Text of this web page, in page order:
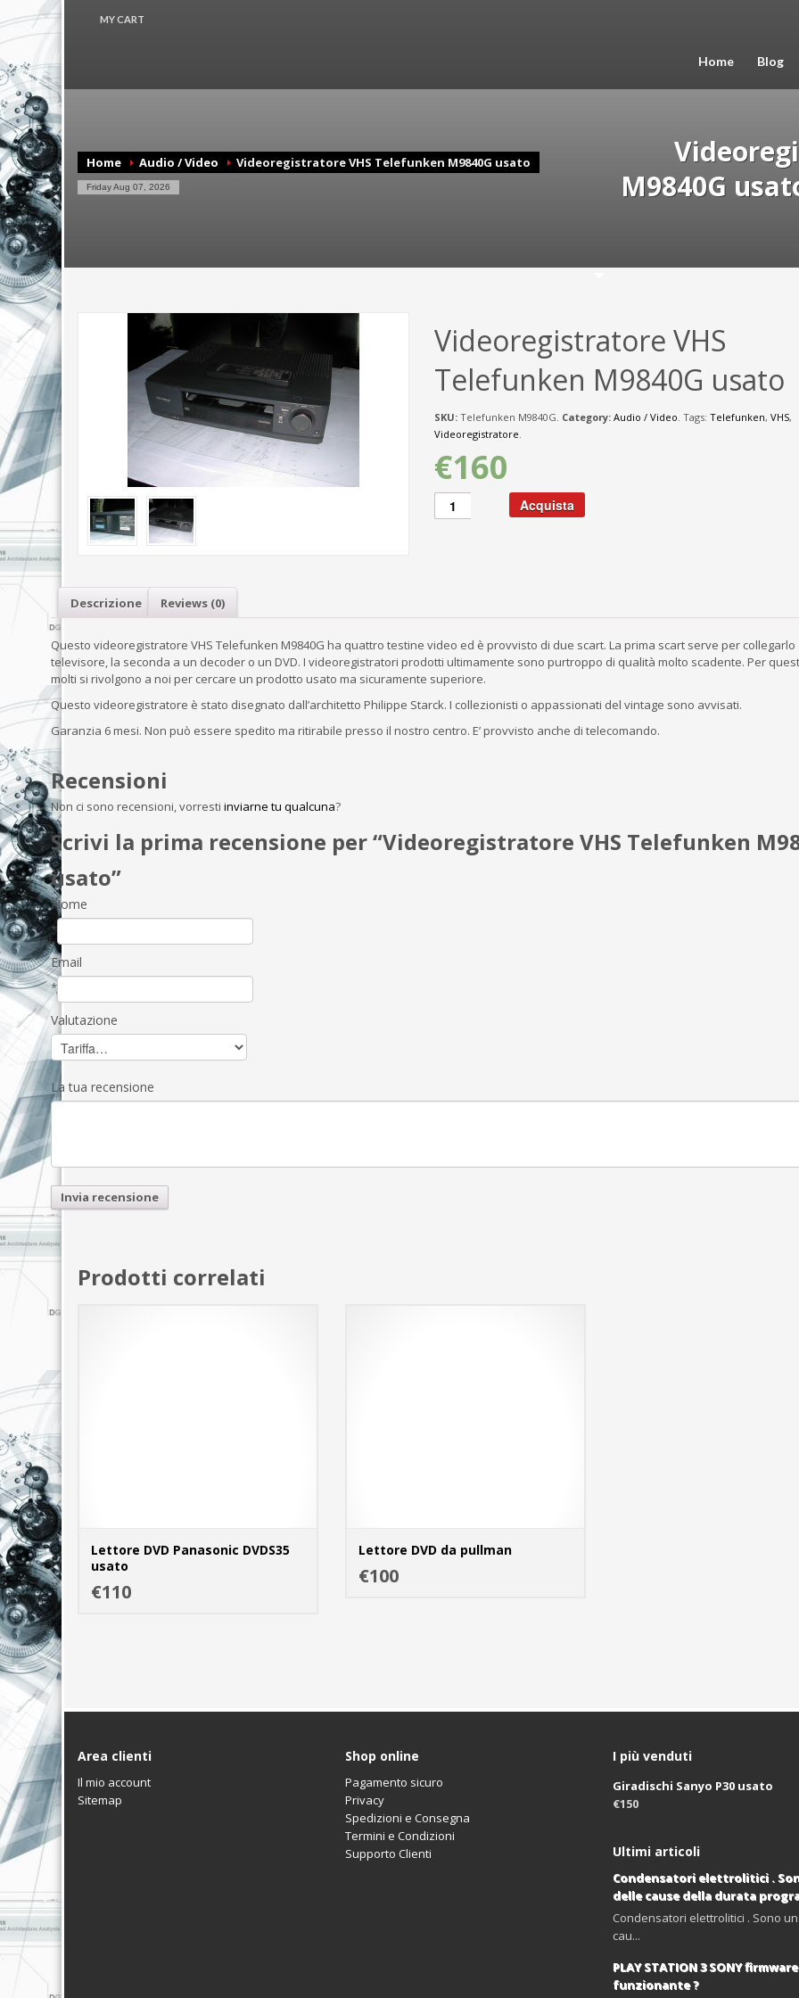
MY CART
Home
Blog
Home Audio / Video Videoregistratore VHS Telefunken M9840G usato
Friday Aug 07, 2026
M9840G
Videoregistratore VHS
Telefunken M9840G usato
SKU: Telefunken M9840G. Category: Audio / Video. Tags: Telefunken, VHS,
Videoregistratore.
€160
Acquista
Descrizione Reviews (0)
Questo videoregistratore VHS Telefunken M9840G ha quattro testine video ed è provvisto di due scart. La prima scart serve per collegarlo
televisore, la seconda a un decoder o un DVD. I videoregistratori prodotti ultimamente sono purtroppo di qualità molto scadente. Per
molti si rivolgono a noi per cercare un prodotto usato ma sicuramente superiore.
Questo videoregistratore è stato disegnato dall’architetto Philippe Starck. I collezionisti o appassionati del vintage sono avvisati.
Garanzia 6 mesi. Non può essere spedito ma ritirabile presso il nostro centro. E’ provvisto anche di telecomando.
Recensioni
Non ci sono recensioni, vorresti inviarne tu qualcuna?
Scrivi la prima recensione per “Videoregistratore VHS Telefunken
usato”
Nome
*
Email
*
Valutazione
La tua recensione
Prodotti correlati
Lettore DVD Panasonic DVDS35
usato
ADD TO CART
€110
Lettore DVD da pullman
€100
Area clienti
Il mio account
Sitemap
Shop online
Pagamento sicuro
Privacy
Spedizioni e Consegna
Termini e Condizioni
Supporto Clienti
I più venduti
Giradischi Sanyo P30 usato
€150
Ultimi articoli
Condensatori elettrolitici .
delle cause della durata
Condensatori elettrolitici . Sono
cau...
PLAY STATION 3 SONY
funzionante ?